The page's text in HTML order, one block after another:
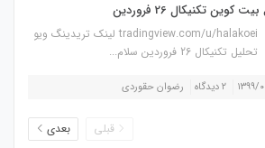
کوین تکنیکال 26 فروردین
tradingview.com/u/halakoei لینک تریدینگ ویو
تحلیل تکنیکال 26 فروردین سلام...
۰۱/۲۶ ۲ دیدگاه رضوان حقوردی
قبلی بعدی